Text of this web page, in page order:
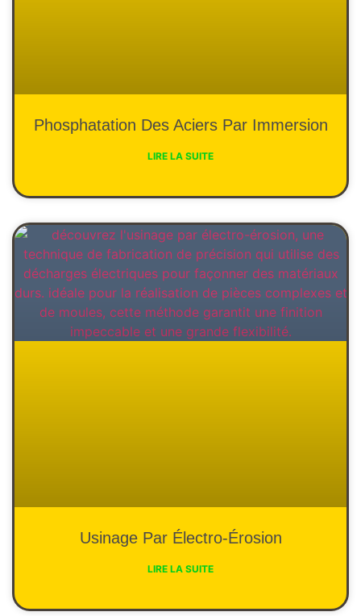
Phosphatation Des Aciers Par Immersion
LIRE LA SUITE
Usinage Par Électro-Érosion
LIRE LA SUITE